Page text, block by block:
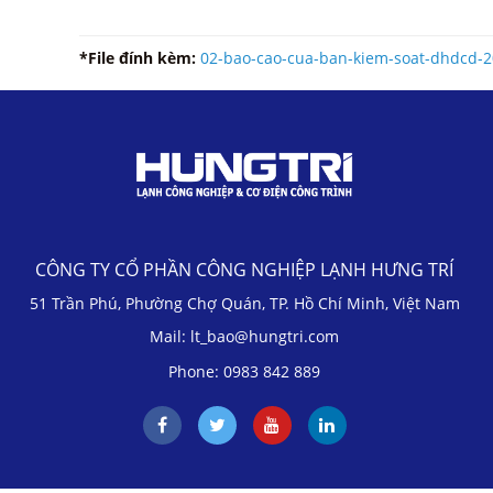
*File đính kèm: 02-bao-cao-cua-ban-kiem-soat-dhdcd-
CÔNG TY CỔ PHẦN CÔNG NGHIỆP LẠNH HƯNG TRÍ
51 Trần Phú, Phường Chợ Quán, TP. Hồ Chí Minh, Việt Nam
Mail: lt_bao@hungtri.com
Phone: 0983 842 889